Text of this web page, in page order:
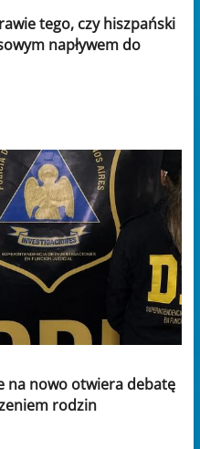
tego, czy hiszpański
napływem do
na nowo otwiera debatę
rodzin